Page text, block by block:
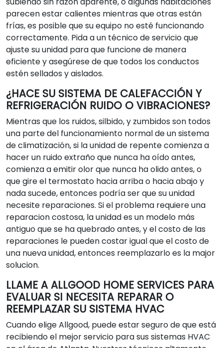
parecen estar calientes mientras que otras están
frías, es posible que su equipo no esté funcionando
correctamente. Pida a un técnico de servicio que
ajuste su unidad para que funcione de manera
eficiente y asegúrese de que todos los conductos
estén sellados y aislados.
¿HACE SU SISTEMA DE CALEFACCIÓN Y
REFRIGERACIÓN RUIDO O VIBRACIONES?
Mientras que los ruidos, silbido, y zumbidos son todos
una parte del funcionamiento normal de un sistema
de climatización, si la unidad de repente comienza a
hacer un ruido extraño que nunca ha oído antes,
comienza a emitir olor que nunca ha olido antes, o
que gire el termostato hacia arriba o hacia abajo y
nada sucede, entonces podría ser que su unidad
necesite reparaciones. Si el problema requiere una
reparacion costosa, la unidad es un modelo más
antiguo que se ha quebrado antes, y el costo de las
reparaciones le pueden costar igual que el costo de
una nueva unidad, entonces reemplazarlo es la major
solucion.
LLAME A ALLGOOD HOME SERVICES PARA
EVALUAR SI NECESITA REPARAR O
REEMPLAZAR SU SISTEMA HVAC
Cuando elige Allgood, puede estar seguro de que está
recibiendo el mejor servicio para sus sistemas HVAC